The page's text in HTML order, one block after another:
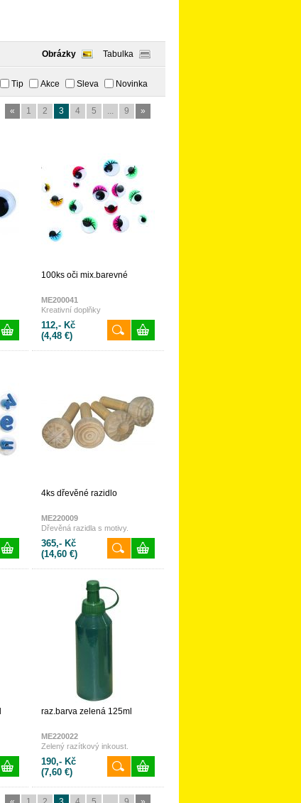
Obrázky Tabulka
Tip Akce Sleva Novinka
« 1 2 3 4 5 ... 9 »
100ks oči mix.barevné
ME200041
Kreativní doplňky
112,- Kč
(4,48 €)
4ks dřevěné razidlo
ME220009
Dřevěná razidla s motivy.
365,- Kč
(14,60 €)
raz.barva zelená 125ml
ME220022
Zelený razítkový inkoust.
190,- Kč
(7,60 €)